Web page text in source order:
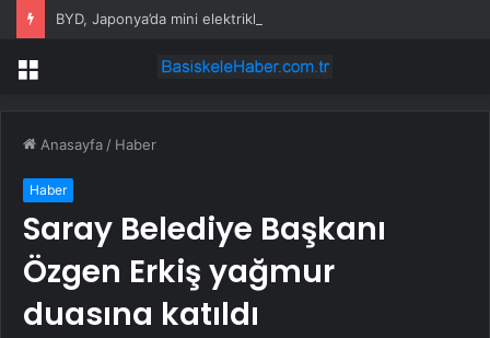
BYD, Japonya’da mini elektrikli Racco ile rekabete giriyor
Menü
Anasayfa / Haber
Haber
Saray Belediye Başkanı
Özgen Erkiş yağmur
duasına katıldı